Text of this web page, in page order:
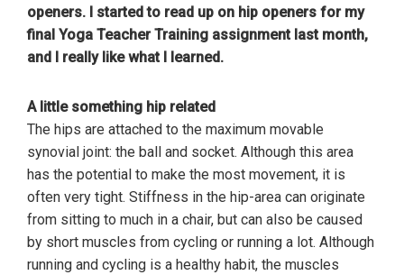
openers. I started to read up on hip openers for my
final Yoga Teacher Training assignment last month,
and I really like what I learned.
A little something hip related
The hips are attached to the maximum movable
synovial joint: the ball and socket. Although this area
has the potential to make the most movement, it is
often very tight. Stiffness in the hip-area can originate
from sitting to much in a chair, but can also be caused
by short muscles from cycling or running a lot. Although
running and cycling is a healthy habit, the muscles